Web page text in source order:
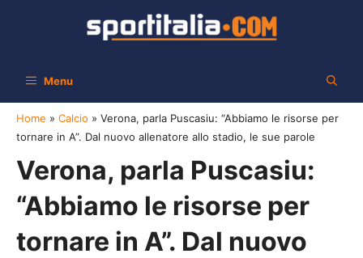
Menu
Home » Calcio » Verona, parla Puscasiu: “Abbiamo le risorse per
tornare in A”. Dal nuovo allenatore allo stadio, le sue parole
Verona, parla Puscasiu:
“Abbiamo le risorse per
tornare in A”. Dal nuovo